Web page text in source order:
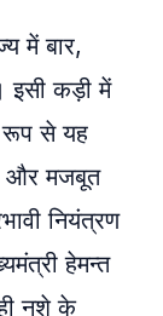
में बार,
इसी कड़ी में
रूप से यह
और मजबूत
नियंत्रण
हेमन्त
नशे के